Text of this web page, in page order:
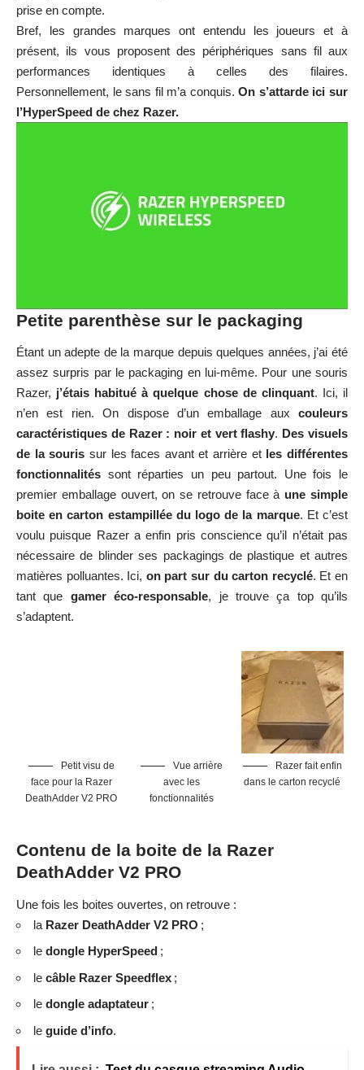
prise en compte.
Bref, les grandes marques ont entendu les joueurs et à
présent, ils vous proposent des périphériques sans fil aux
performances identiques à celles des filaires.
Personnellement, le sans fil m’a conquis.On s’attarde ici sur
l’HyperSpeed de chez Razer.
Petite parenthèse sur le packaging
Étant un adepte de la marque depuis quelques années, j’ai été
assez surpris par le packaging en lui-même. Pour une souris
Razer, j’étais habitué à quelque chose de clinquant. Ici, il
n’en est rien. On dispose d’un emballage aux couleurs
caractéristiques de Razer : noir et vert flashy. Des visuels
de la souris sur les faces avant et arrière et les différentes
fonctionnalités sont réparties un peu partout. Une fois le
premier emballage ouvert, on se retrouve face à une simple
boite en carton estampillée du logo de la marque. Et c’est
voulu puisque Razer a enfin pris conscience qu’il n’était pas
nécessaire de blinder ses packagings de plastique et autres
matières polluantes. Ici, on part sur du carton recyclé. Et en
tant que gamer éco-responsable, je trouve ça top qu’ils
s’adaptent.
Petit visu de
face pour la Razer
DeathAdder V2 PRO
Vue arrière
avec les
fonctionnalités
Razer fait enfin
dans le carton recyclé
Contenu de la boite de la Razer
DeathAdder V2 PRO
Une fois les boites ouvertes, on retrouve :
la Razer DeathAdder V2 PRO ;
le dongle HyperSpeed ;
le câble Razer Speedflex ;
le dongle adaptateur ;
le guide d’info.